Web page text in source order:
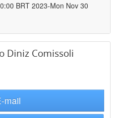
BRT 2023-Mon Nov 30
Diniz Comissoli
mail